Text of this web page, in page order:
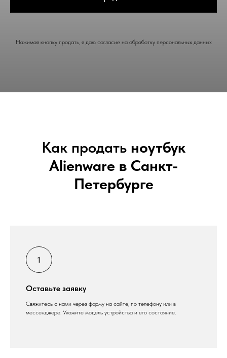
Нажимая кнопку продать, я даю согласие на обработку персональных данных
Как продать ноутбук
Alienware в Санкт-
Петербурге
Оставьте заявку
Свяжитесь с нами через форму на сайте, по телефону или в
мессенджере. Укажите модель устройства и его состояние.